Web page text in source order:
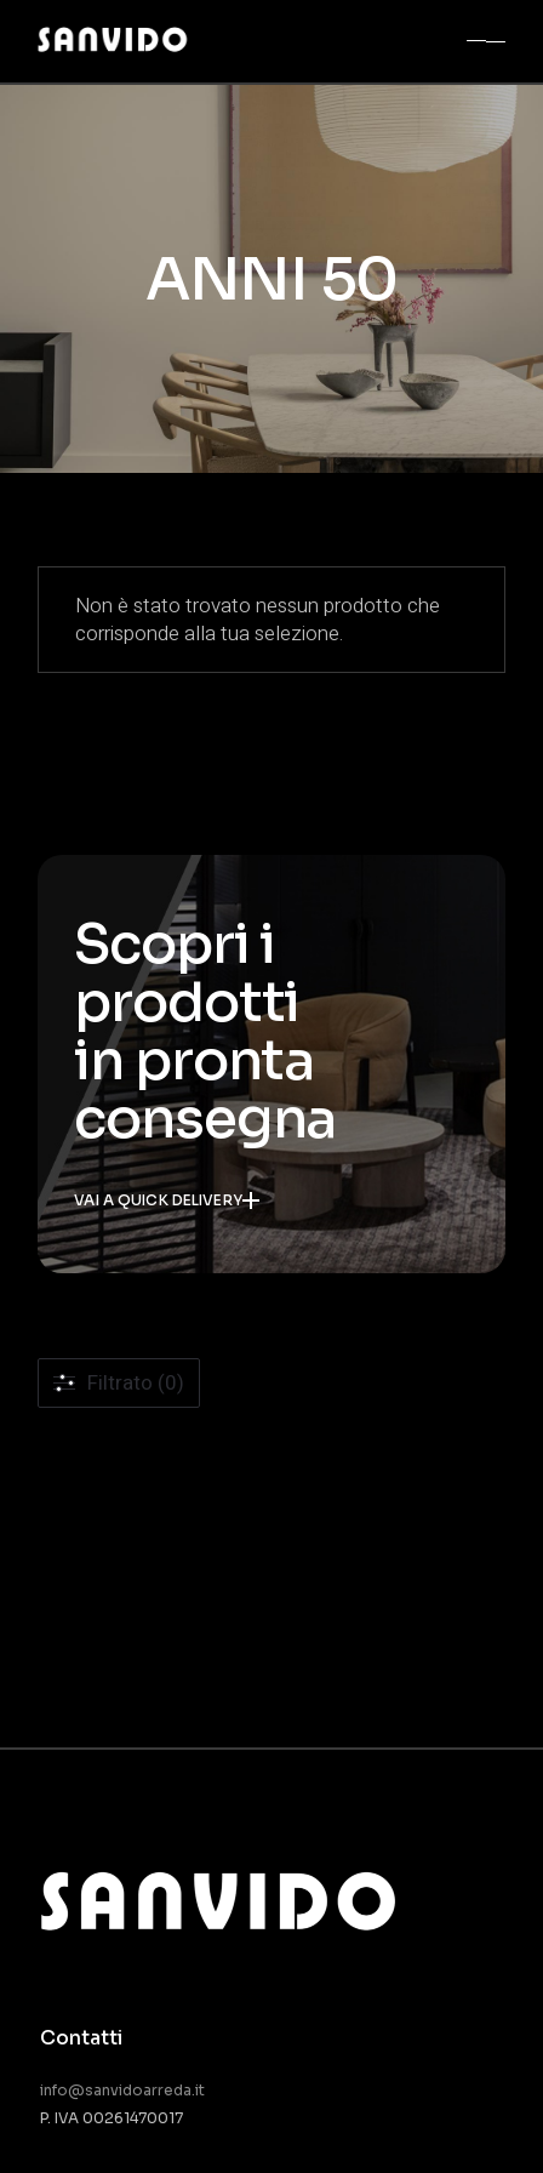
ANNI 50
Non è stato trovato nessun prodotto che
corrisponde alla tua selezione.
Scopri i
prodotti
in pronta
consegna
VAI A QUICK DELIVERY
Filtrato (0)
Contatti
info@sanvidoarreda.it
P. IVA 00261470017